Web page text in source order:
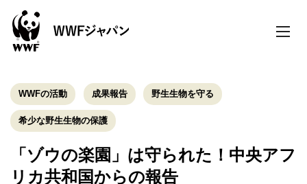
toggle
WWFの活動 成果報告 野生生物を守る
希少な野生生物の保護
「ゾウの楽園」は守られた！中央アフ
リカ共和国からの報告